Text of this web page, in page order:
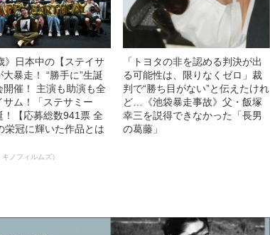
》日本中の【ステイサ
大暴走！ “勝手に”生誕
開催！ 主演も助演も全
サム！「ステサミー
！【応募総数941票 全
栄冠に輝いた作品とは
ノフィルムズ）
「トヨタの非を認める判決が出
る可能性は、限りなくゼロ」裁
判で“勝ち目がない”と伝えたけれ
ど…《池袋暴走事故》父・飯塚
幸三を説得できなかった「長男
の葛藤」